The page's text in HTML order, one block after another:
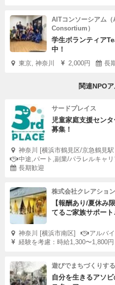
AITコンソーシアム
Consortium）
学生ボランティア
中！
東京, 神奈川 2,000円 長
関連NPO
サードプレイス
児童家庭支援セン
募集！
神奈川 [横浜市鶴見区/京急鶴見駅
中途,パート,副業/パラレルキャリ
長期歓迎
株式会社クレアション
【報酬あり/夏休み
てるご家族サポート
神奈川 [横浜市南区]
アルバ
経験を考慮：時給1,300〜1,800円
遊びでまちづくりす
自分を生きるアソ